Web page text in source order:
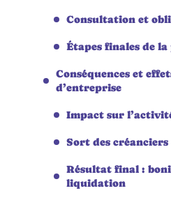
Consultation et
Étapes finales de
Conséquences et
d’entreprise
Impact sur
Sort des
Résultat final :
liquidation